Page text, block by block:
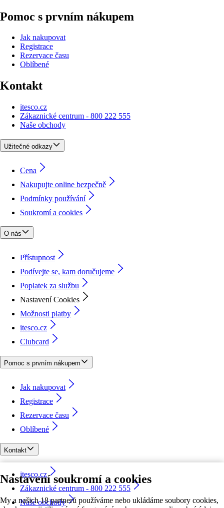
Nastavení soukromí a cookies
My a našich 18 partnerů používáme nebo ukládáme soubory cookies,
Pomoc s prvním nákupem
Jak nakupovat
Registrace
Rezervace času
Oblíbené
Kontakt
itesco.cz
Zákaznické centrum - 800 222 555
Naše obchody
Užitečné odkazy
Cena
Nakupujte online bezpečně
Podmínky používání
Soukromí a cookies
O nás
Přístupnost
Podívejte se, kam doručujeme
Poplatek za službu
Nastavení Cookies
Možnosti platby
itesco.cz
Clubcard
Pomoc s prvním nákupem
Jak nakupovat
Registrace
Rezervace času
Oblíbené
Kontakt
itesco.cz
Zákaznické centrum - 800 222 555
Naše obchody